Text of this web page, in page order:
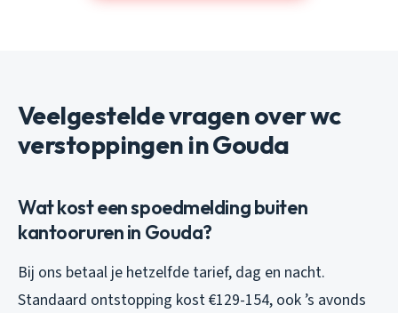
Veelgestelde vragen over wc
verstoppingen in Gouda
Wat kost een spoedmelding buiten
kantooruren in Gouda?
Bij ons betaal je hetzelfde tarief, dag en nacht.
Standaard ontstopping kost €129-154, ook ’s avonds